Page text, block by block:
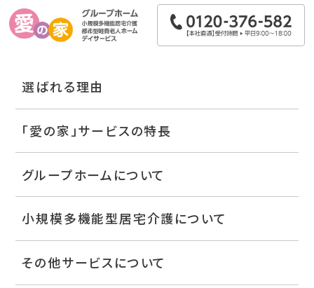
選ばれる理由
「愛の家」サービスの特長
グループホームについて
小規模多機能型居宅介護について
その他サービスについて